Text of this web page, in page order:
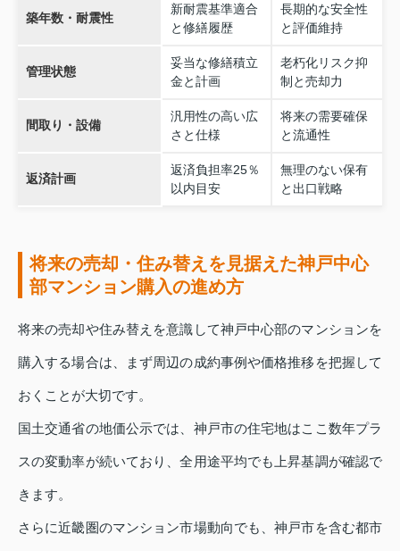
築年数・耐震性
新耐震基準適合
と修繕履歴
長期的な安全性
と評価維持
管理状態
妥当な修繕積立
金と計画
老朽化リスク抑
制と売却力
間取り・設備
汎用性の高い広
さと仕様
将来の需要確保
と流通性
返済計画
返済負担率25％
以内目安
無理のない保有
と出口戦略
将来の売却・住み替えを見据えた神戸中心
部マンション購入の進め方
将来の売却や住み替えを意識して神戸中心部のマンションを
購入する場合は、まず周辺の成約事例や価格推移を把握して
おくことが大切です。
国土交通省の地価公示では、神戸市の住宅地はここ数年プラ
スの変動率が続いており、全用途平均でも上昇基調が確認で
きます。
さらに近畿圏のマンション市場動向でも、神戸市を含む都市